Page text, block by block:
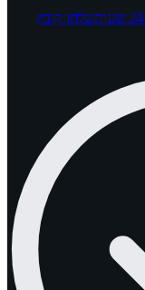
שלחו קובץ